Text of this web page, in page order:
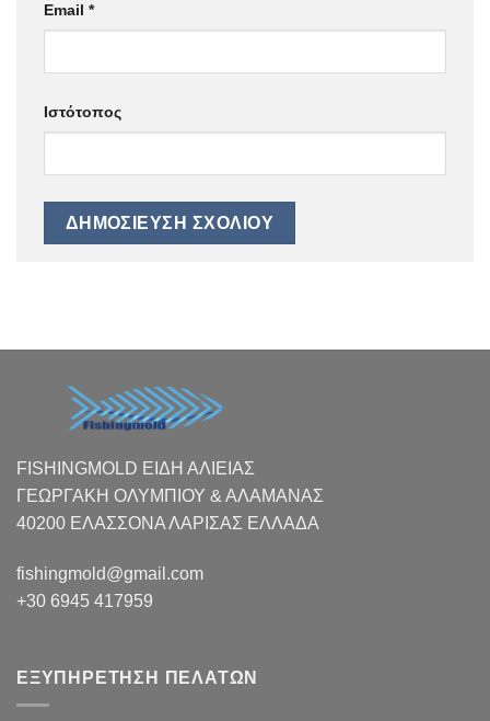
Email *
Ιστότοπος
FISHINGMOLD ΕΙΔΗ ΑΛΙΕΙΑΣ
ΓΕΩΡΓΑΚΗ ΟΛΥΜΠΙΟΥ & ΑΛΑΜΑΝΑΣ
40200 ΕΛΑΣΣΟΝΑ ΛΑΡΙΣΑΣ EΛΛΑΔΑ
fishingmold@gmail.com
+30 6945 417959
ΕΞΥΠΗΡΕΤΗΣΗ ΠΕΛΑΤΩΝ